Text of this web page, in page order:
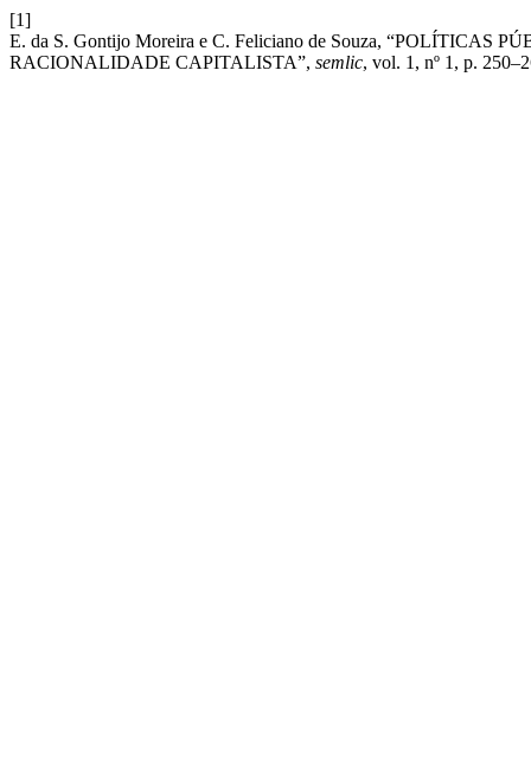
[1]
E. da S. Gontijo Moreira e C. Feliciano de Souza, “POLÍTICAS
RACIONALIDADE CAPITALISTA”, semlic, vol. 1, nº 1, p.